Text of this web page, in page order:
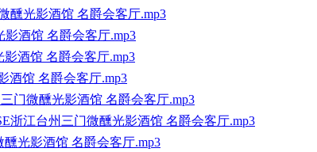
醺光影酒馆 名爵会客厅.mp3
影酒馆 名爵会客厅.mp3
影酒馆 名爵会客厅.mp3
酒馆 名爵会客厅.mp3
门微醺光影酒馆 名爵会客厅.mp3
浙江台州三门微醺光影酒馆 名爵会客厅.mp3
醺光影酒馆 名爵会客厅.mp3